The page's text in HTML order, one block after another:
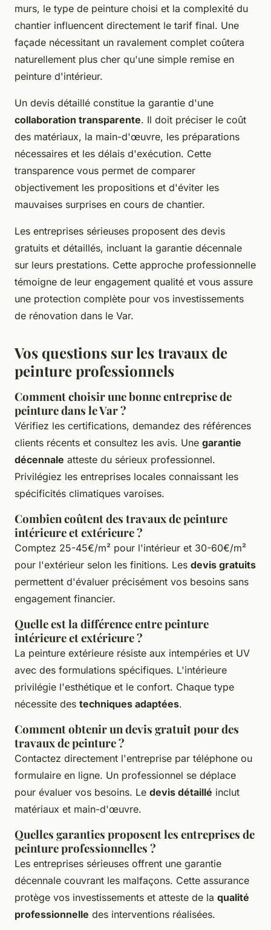
murs, le type de peinture choisi et la complexité du
chantier influencent directement le tarif final. Une
façade nécessitant un ravalement complet coûtera
naturellement plus cher qu'une simple remise en
peinture d'intérieur.
Un devis détaillé constitue la garantie d'une
collaboration transparente. Il doit préciser le coût
des matériaux, la main-d'œuvre, les préparations
nécessaires et les délais d'exécution. Cette
transparence vous permet de comparer
objectivement les propositions et d'éviter les
mauvaises surprises en cours de chantier.
Les entreprises sérieuses proposent des devis
gratuits et détaillés, incluant la garantie décennale
sur leurs prestations. Cette approche professionnelle
témoigne de leur engagement qualité et vous assure
une protection complète pour vos investissements
de rénovation dans le Var.
Vos questions sur les travaux de
peinture professionnels
Comment choisir une bonne entreprise de
peinture dans le Var ?
Vérifiez les certifications, demandez des références
clients récents et consultez les avis. Une garantie
décennale atteste du sérieux professionnel.
Privilégiez les entreprises locales connaissant les
spécificités climatiques varoises.
Combien coûtent des travaux de peinture
intérieure et extérieure ?
Comptez 25-45€/m² pour l'intérieur et 30-60€/m²
pour l'extérieur selon les finitions. Les devis gratuits
permettent d'évaluer précisément vos besoins sans
engagement financier.
Quelle est la différence entre peinture
intérieure et extérieure ?
La peinture extérieure résiste aux intempéries et UV
avec des formulations spécifiques. L'intérieure
privilégie l'esthétique et le confort. Chaque type
nécessite des techniques adaptées.
Comment obtenir un devis gratuit pour des
travaux de peinture ?
Contactez directement l'entreprise par téléphone ou
formulaire en ligne. Un professionnel se déplace
pour évaluer vos besoins. Le devis détaillé inclut
matériaux et main-d'œuvre.
Quelles garanties proposent les entreprises de
peinture professionnelles ?
Les entreprises sérieuses offrent une garantie
décennale couvrant les malfaçons. Cette assurance
protège vos investissements et atteste de la qualité
professionnelle des interventions réalisées.